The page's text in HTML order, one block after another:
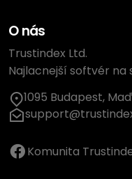
O nás
Trustindex Ltd.
Najlacnejší softvér na
1095 Budapest,
Komunita